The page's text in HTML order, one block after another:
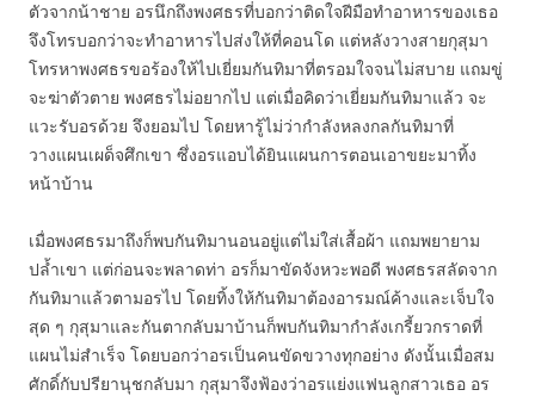
ตัวจากน้าชาย อรนึกถึงพงศธรที่บอกว่าติดใจฝีมือทำอาหารของเธอ
จึงโทรบอกว่าจะทำอาหารไปส่งให้ที่คอนโด แต่หลังวางสายกุสุมา
โทรหาพงศธรขอร้องให้ไปเยี่ยมกันทิมาที่ตรอมใจจนไม่สบาย แถมขู่
จะฆ่าตัวตาย พงศธรไม่อยากไป แต่เมื่อคิดว่าเยี่ยมกันทิมาแล้ว จะ
แวะรับอรด้วย จึงยอมไป โดยหารู้ไม่ว่ากำลังหลงกลกันทิมาที่
วางแผนเผด็จศึกเขา ซึ่งอรแอบได้ยินแผนการตอนเอาขยะมาทิ้ง
หน้าบ้าน
เมื่อพงศธรมาถึงก็พบกันทิมานอนอยู่แต่ไม่ใส่เสื้อผ้า แถมพยายาม
ปล้ำเขา แต่ก่อนจะพลาดท่า อรก็มาขัดจังหวะพอดี พงศธรสลัดจาก
กันทิมาแล้วตามอรไป โดยทิ้งให้กันทิมาต้องอารมณ์ค้างและเจ็บใจ
สุด ๆ กุสุมาและกันตากลับมาบ้านก็พบกันทิมากำลังเกรี้ยวกราดที่
แผนไม่สำเร็จ โดยบอกว่าอรเป็นคนขัดขวางทุกอย่าง ดังนั้นเมื่อสม
ศักดิ์กับปรียานุชกลับมา กุสุมาจึงฟ้องว่าอรแย่งแฟนลูกสาวเธอ อร